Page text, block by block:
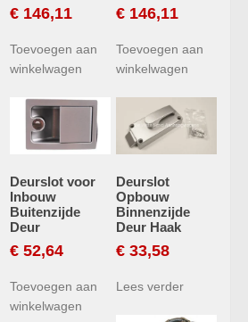
€ 146,11
Toevoegen aan
winkelwagen
€146,11
Toevoegen aan
winkelwagen
Deurslot voor
Inbouw
Buitenzijde
Deur
€ 52,64
Toevoegen aan
winkelwagen
Deurslot
Opbouw
Binnenzijde
Deur Haak
€33,58
Lees verder